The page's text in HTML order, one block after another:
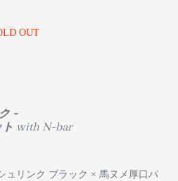
OUT
-
with N-bar
ュリンク ブラック × 馬ヌメ厚口パ